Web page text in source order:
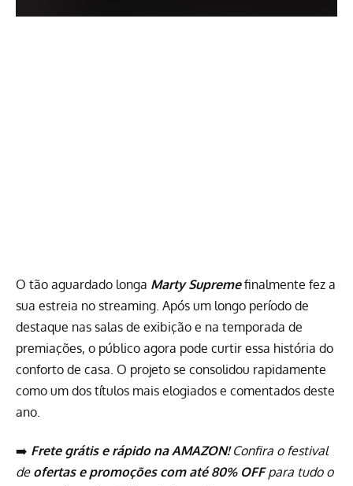
O tão aguardado longa Marty Supremefinalmente fez a
sua estreia no streaming. Após um longo período de
destaque nas salas de exibição e na temporada de
premiações, o público agora pode curtir essa história do
conforto de casa. O projeto se consolidou rapidamente
como um dos títulos mais elogiados e comentados deste
ano.
➡️ Frete grátis e rápido na AMAZON!Confira o festival
de ofertas e promoções com até 80% OFFpara tudo o